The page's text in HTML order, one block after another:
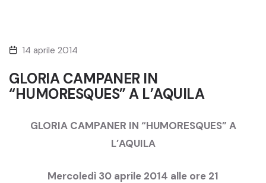
14 aprile 2014
GLORIA CAMPANER IN
“HUMORESQUES” A L’AQUILA
GLORIA CAMPANER IN “HUMORESQUES” A
L’AQUILA
Mercoledì 30 aprile 2014 alle ore 21